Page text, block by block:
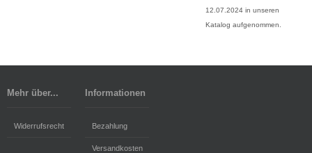
12.07.2024 in unseren
Katalog aufgenommen.
Mehr über...
Widerrufsrecht
Informationen
Bezahlung
Versandkosten